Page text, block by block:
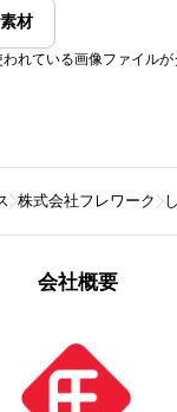
材
れている画像ファイル
株式会社フレワーク
会社概要